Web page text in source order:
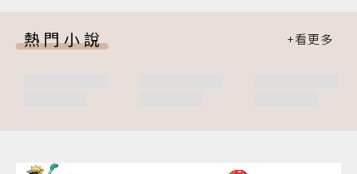
熱門小說